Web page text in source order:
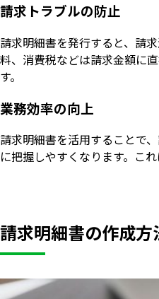
請求トラブルの防止
請求明細書を発行すると、請
料、消費税などは請求金額に
す。
業務効率の向上
請求明細書を活用することで
に把握しやすくなります。こ
請求明細書の作成方